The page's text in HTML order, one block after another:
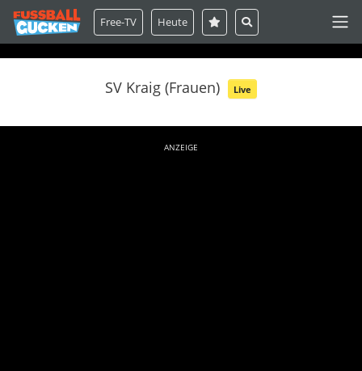
Free-TV Heute
SV Kraig (Frauen) Live
ANZEIGE